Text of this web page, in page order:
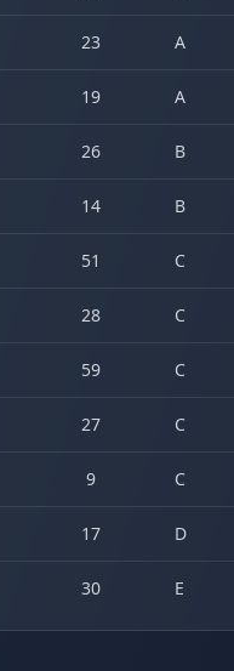
23 A
19 A
26 B
14 B
51 C
28 C
59 C
27 C
9 C
17 D
30 E